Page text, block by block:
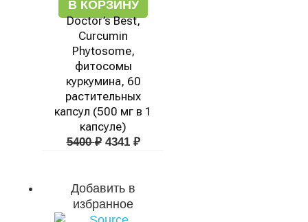
В КОРЗИНУ
Doctor’s Best,
Curcumin
Phytosome,
фитосомы
куркумина, 60
растительных
капсул (500 мг в 1
капсуле)
5400₽ 4341 ₽
Добавить в
избранное